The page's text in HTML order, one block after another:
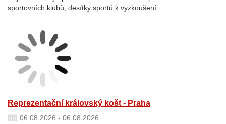
sportovních klubů, desítky sportů k vyzkoušení…
Reprezentační královský košt - Praha
06.08.2026 - 06.08.2026